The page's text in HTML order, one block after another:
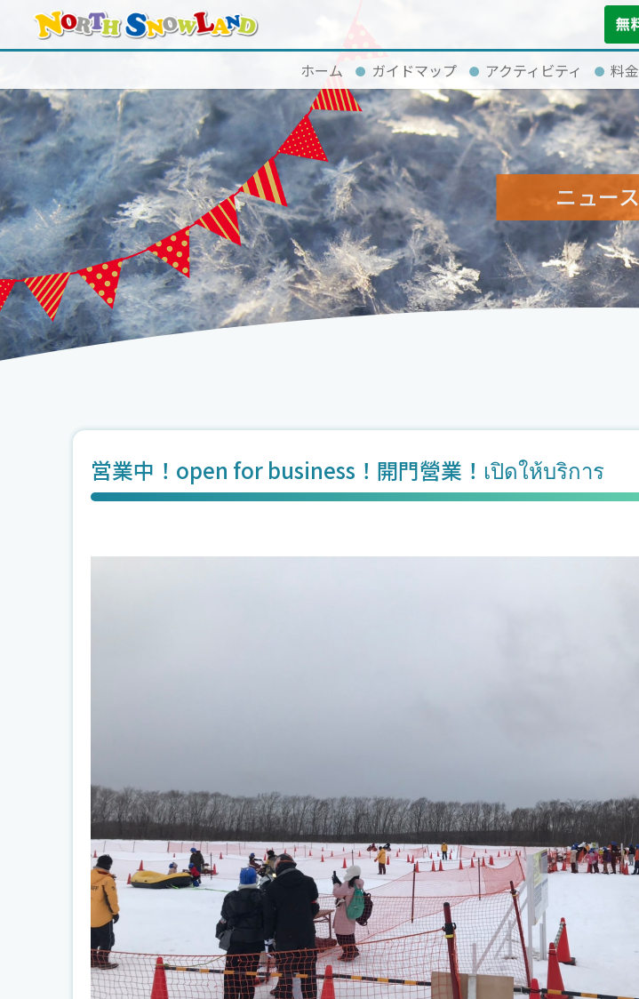
ホーム ガイドマップ アクティビティ 料金
ニュース
営業中！open for business！開門營業！เปิดให้บริการ